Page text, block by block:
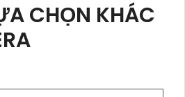
CHỌN KHÁC